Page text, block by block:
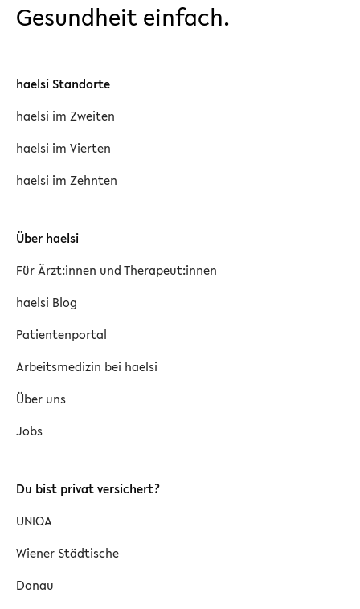
Gesundheit einfach.
haelsi Standorte
haelsi im Zweiten
haelsi im Vierten
haelsi im Zehnten
Über haelsi
Für Ärzt:innen und Therapeut:innen
haelsi Blog
Patientenportal
Arbeitsmedizin bei haelsi
Über uns
Jobs
Du bist privat versichert?
UNIQA
Wiener Städtische
Donau